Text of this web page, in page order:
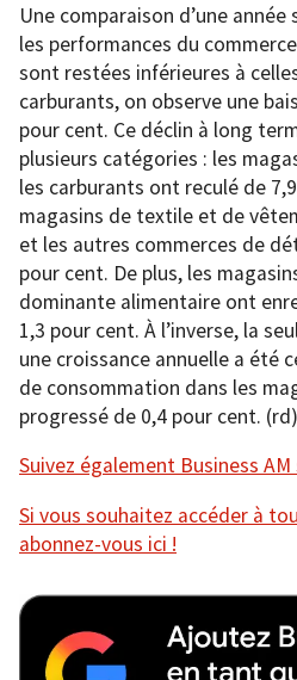
Une comparaison d’une année
les performances du
sont restées inférieures à
carburants, on observe une
pour cent. Ce déclin à long
plusieurs catégories : les
les carburants ont reculé de
magasins de textile et de
et les autres commerces de
pour cent. De plus, les
dominante alimentaire ont
1,3 pour cent. À l’inverse, la
une croissance annuelle a été
de consommation dans les
progressé de 0,4 pour cent. (rd)
Suivez également Business
Si vous souhaitez accéder à
abonnez-vous ici !